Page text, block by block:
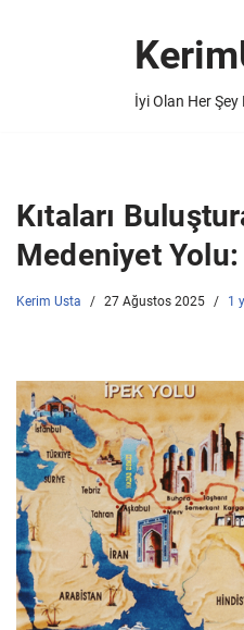
İyi Olan Her Şey
Kıtaları
Medeniyet
Kerim Usta 27 Ağustos 2025 1